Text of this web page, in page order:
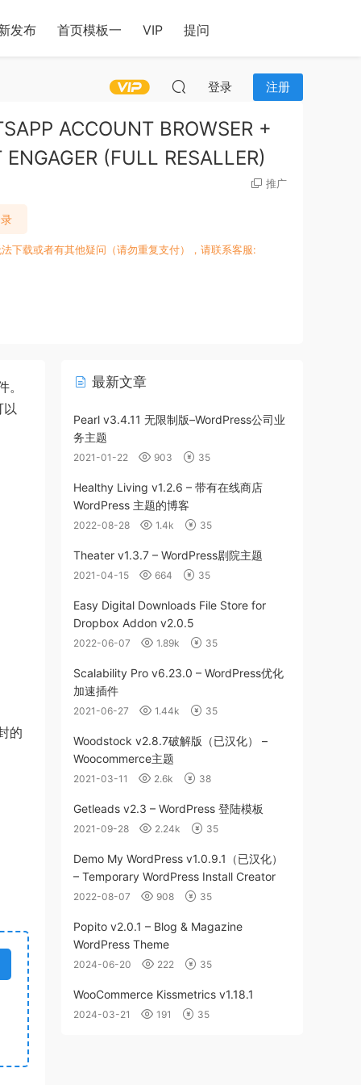
发布 首页模板一 VIP 提问
登录 注册
ACCOUNT BROWSER +
(FULL RESALLER)
推广
下载或者有其他疑问（请勿重复支付），请联系客服:
以
的
最新文章
Pearl v3.4.11 无限制版–WordPress公司业
务主题
2021-01-22 903 35
Healthy Living v1.2.6 – 带有在线商店
WordPress 主题的博客
2022-08-28 1.4k 35
Theater v1.3.7 – WordPress剧院主题
2021-04-15 664 35
Easy Digital Downloads File Store for
Dropbox Addon v2.0.5
2022-06-07 1.89k 35
Scalability Pro v6.23.0 – WordPress优化
加速插件
2021-06-27 1.44k 35
Woodstock v2.8.7破解版（已汉化） –
Woocommerce主题
2021-03-11 2.6k 38
Getleads v2.3 – WordPress 登陆模板
2021-09-28 2.24k 35
Demo My WordPress v1.0.9.1（已汉化）
– Temporary WordPress Install Creator
2022-08-07 908 35
Popito v2.0.1 – Blog & Magazine
WordPress Theme
2024-06-20 222 35
WooCommerce Kissmetrics v1.18.1
2024-03-21 191 35